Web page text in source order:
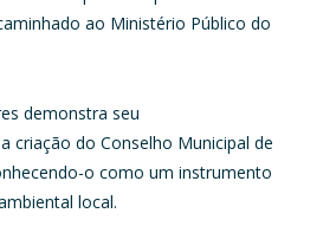
ao Ministério Público do
demonstra seu
criação do Conselho Municipal de
o como um instrumento
local.